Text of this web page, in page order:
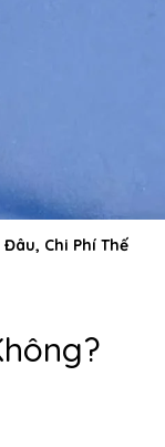
Chi Phí Thế